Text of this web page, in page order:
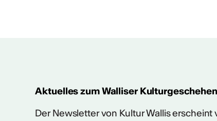
Aktuelles zum Walliser
Der Newsletter von Kultur Wallis